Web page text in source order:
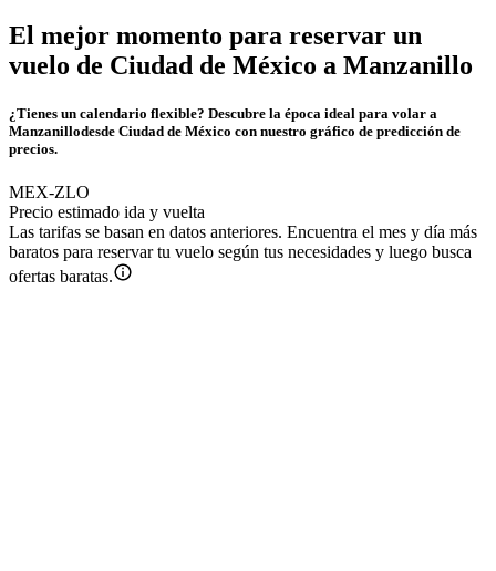
El mejor momento para reservar un
vuelo de Ciudad de México a Manzanillo
¿Tienes un calendario flexible? Descubre la época ideal para volar a
Manzanillodesde Ciudad de México con nuestro gráfico de predicción de
precios.
MEX-ZLO
Precio estimado ida y vuelta
Las tarifas se basan en datos anteriores. Encuentra el mes y día más
baratos para reservar tu vuelo según tus necesidades y luego busca
ofertas baratas.